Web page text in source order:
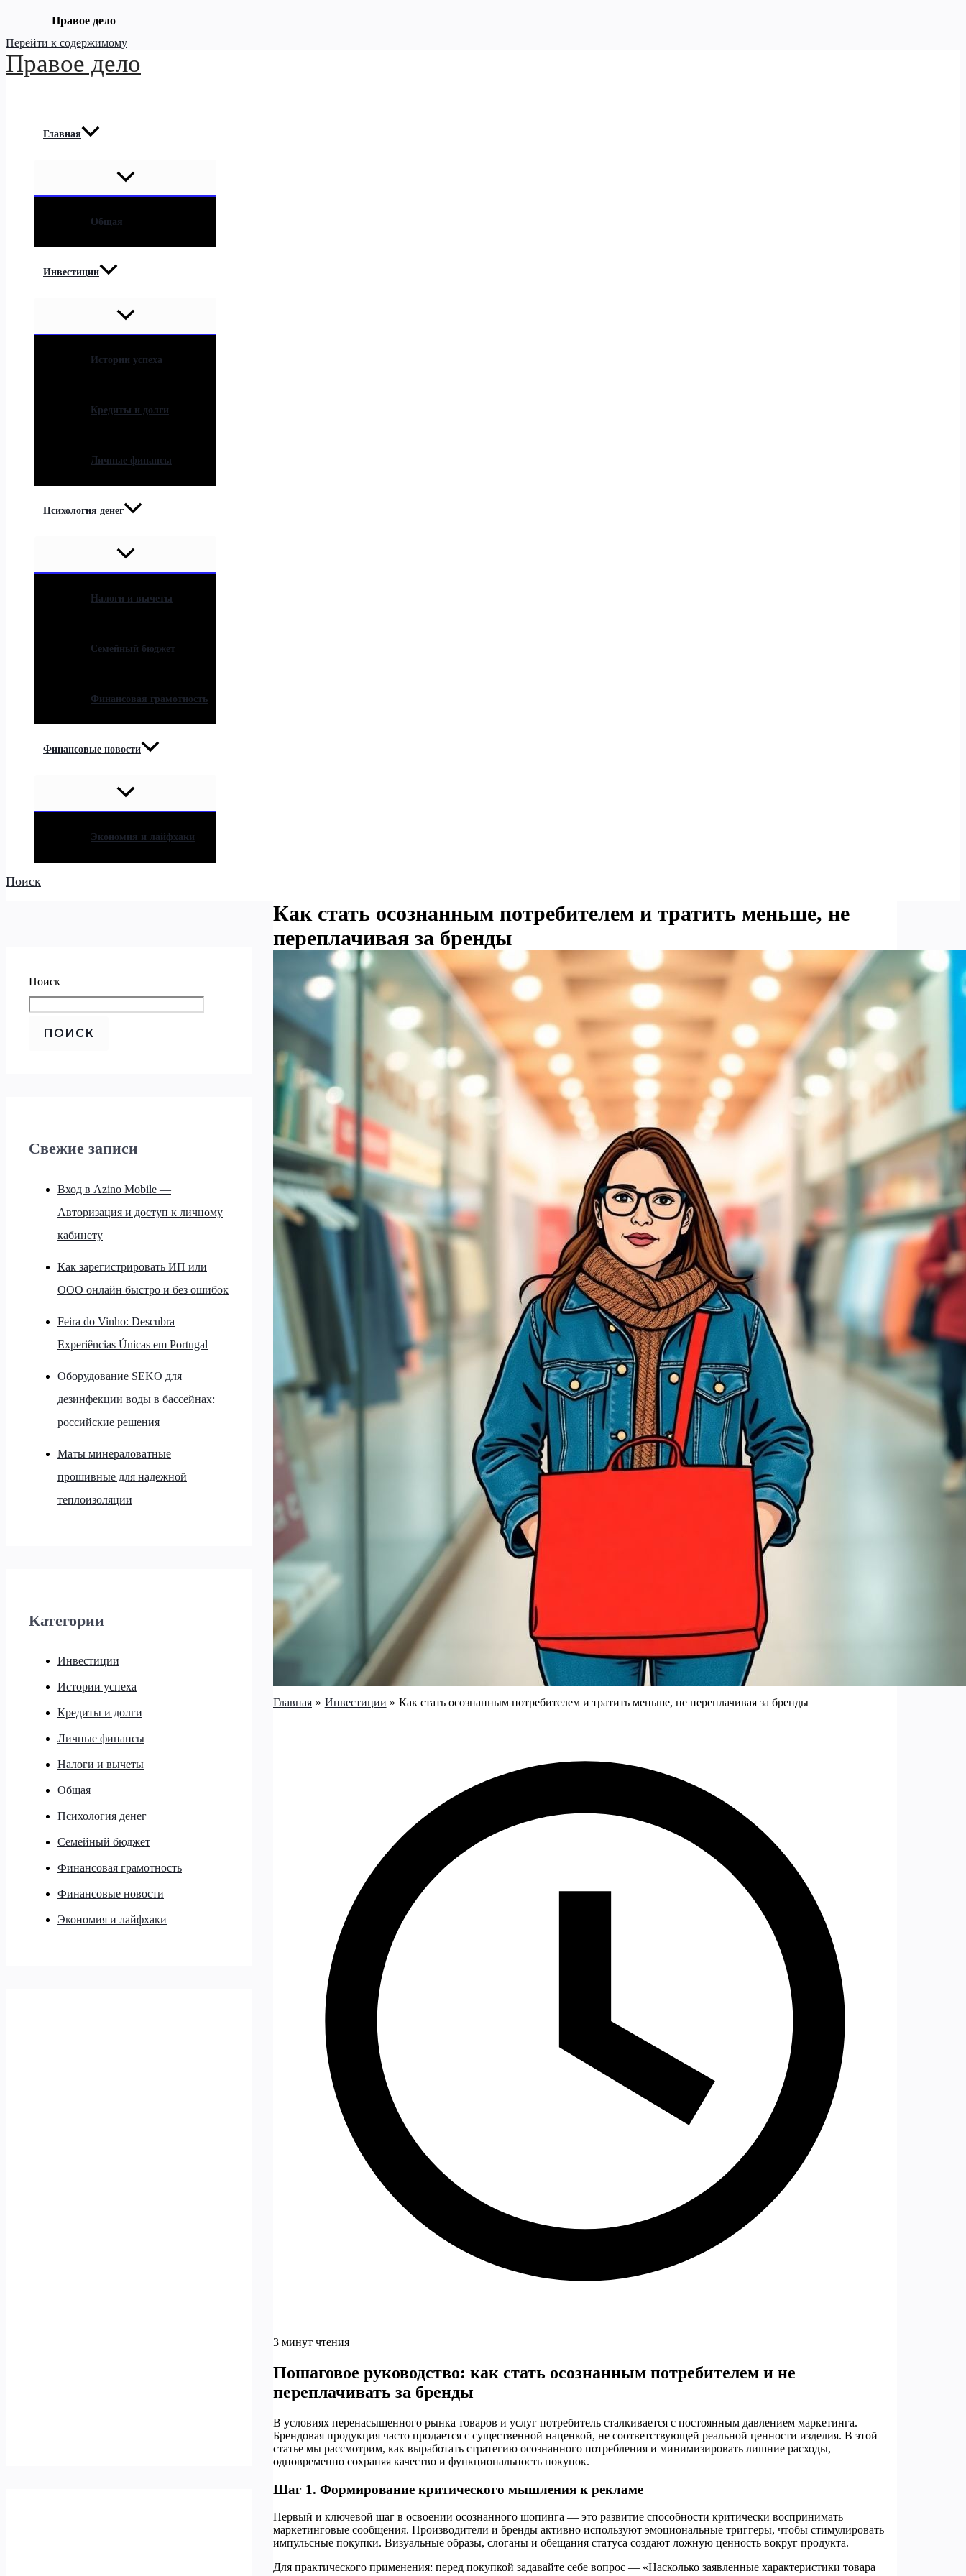
Правое дело
Перейти к содержимому
Правое дело
Главная
Общая
Инвестиции
Истории успеха
Кредиты и долги
Личные финансы
Психология денег
Налоги и вычеты
Семейный бюджет
Финансовая грамотность
Финансовые новости
Экономия и лайфхаки
Поиск
Поиск
ПОИСК
Свежие записи
Вход в Azino Mobile —
Авторизация и доступ к личному
кабинету
Как зарегистрировать ИП или
ООО онлайн быстро и без ошибок
Feira do Vinho: Descubra
Experiências Únicas em Portugal
Оборудование SEKO для
дезинфекции воды в бассейнах:
российские решения
Маты минераловатные
прошивные для надежной
теплоизоляции
Категории
Инвестиции
Истории успеха
Кредиты и долги
Личные финансы
Налоги и вычеты
Общая
Психология денег
Семейный бюджет
Финансовая грамотность
Финансовые новости
Экономия и лайфхаки
Как стать осознанным потребителем и тратить меньше, не
переплачивая за бренды
Главная Инвестиции Как стать осознанным потребителем и тратить меньше, не переплачивая за бренды
3 минут чтения
Пошаговое руководство: как стать осознанным потребителем и не
переплачивать за бренды
В условиях перенасыщенного рынка товаров и услуг потребитель сталкивается с постоянным давлением маркетинга.
Брендовая продукция часто продается с существенной наценкой, не соответствующей реальной ценности изделия. В этой
статье мы рассмотрим, как выработать стратегию осознанного потребления и минимизировать лишние расходы,
одновременно сохраняя качество и функциональность покупок.
Шаг 1. Формирование критического мышления к рекламе
Первый и ключевой шаг в освоении осознанного шопинга — это развитие способности критически воспринимать
маркетинговые сообщения. Производители и бренды активно используют эмоциональные триггеры, чтобы стимулировать
импульсные покупки. Визуальные образы, слоганы и обещания статуса создают ложную ценность вокруг продукта.
Для практического применения: перед покупкой задавайте себе вопрос — «Насколько заявленные характеристики товара